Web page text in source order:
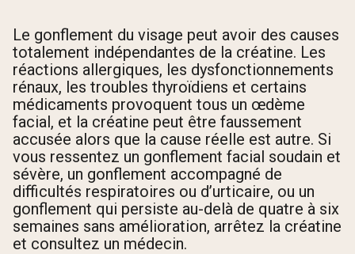
Le gonflement du visage peut avoir des causes
totalement indépendantes de la créatine. Les
réactions allergiques, les dysfonctionnements
rénaux, les troubles thyroïdiens et certains
médicaments provoquent tous un œdème
facial, et la créatine peut être faussement
accusée alors que la cause réelle est autre. Si
vous ressentez un gonflement facial soudain et
sévère, un gonflement accompagné de
difficultés respiratoires ou d’urticaire, ou un
gonflement qui persiste au-delà de quatre à six
semaines sans amélioration, arrêtez la créatine
et consultez un médecin.